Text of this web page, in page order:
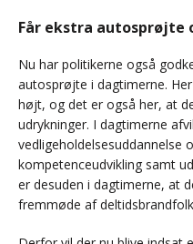
Får ekstra autosprøjte
Nu har politikerne også
autosprøjte i dagtimerne.
højt, og det er også her, at
udrykninger. I dagtimerne
vedligeholdelsesuddannelse
kompetenceudvikling samt
er desuden i dagtimerne, at
fremmøde af